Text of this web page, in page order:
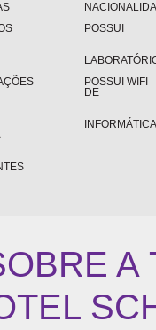
POSSUI
DE
INFORMÁTICA
POSSUI WIFI
A